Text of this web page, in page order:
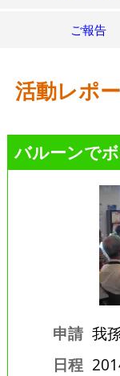
ご報告
活動レポ
バルーンで
申請 我
日程